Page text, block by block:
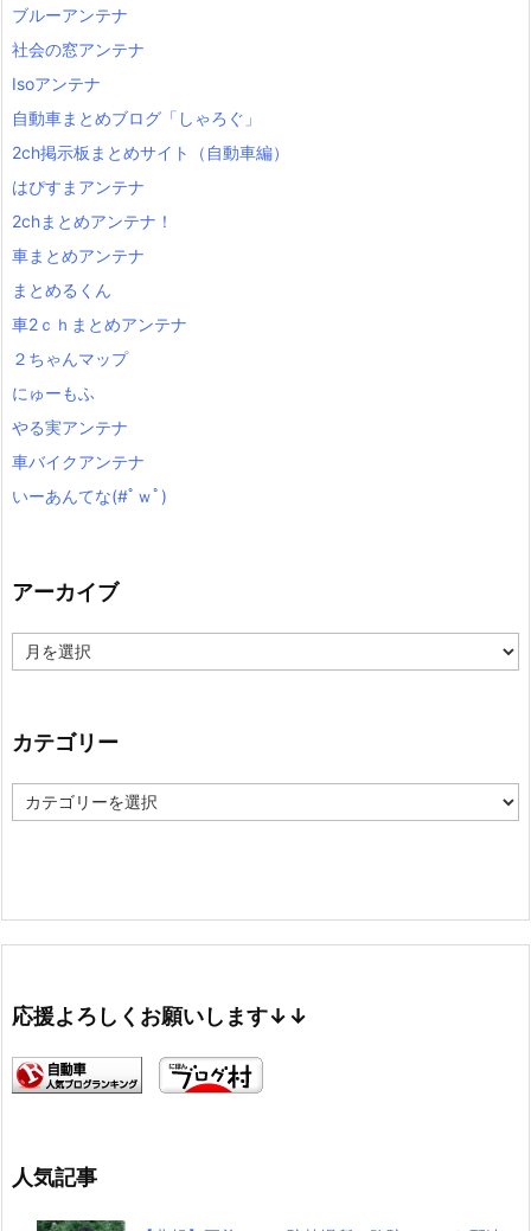
ブルーアンテナ
社会の窓アンテナ
Isoアンテナ
自動車まとめブログ「しゃろぐ」
2ch掲示板まとめサイト（自動車編）
はぴすまアンテナ
2chまとめアンテナ！
車まとめアンテナ
まとめるくん
車2ｃｈまとめアンテナ
２ちゃんマップ
にゅーもふ
やる実アンテナ
車バイクアンテナ
いーあんてな(#ﾟｗﾟ)
アーカイブ
ー
ブ
カテゴリー
テ
応援よろしくお願いします↓↓
人気記事